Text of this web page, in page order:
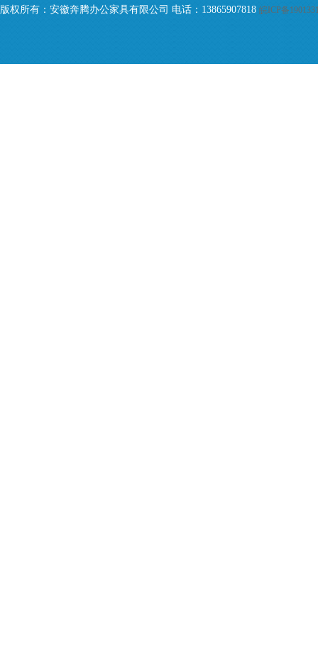
版权所有：安徽奔腾办公家具有限公司 电话：13865907818 皖ICP备